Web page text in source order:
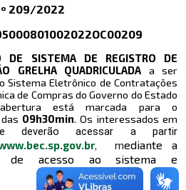
209/2022
DE SISTEMA DE REGISTRO DE
GRELHA QUADRICULADA a ser
Sistema Eletrônico de Contratações
de Compras do Governo do Estado
está marcada para o
09h30min. Os interessados em
deverão acessar a partir
, mediante a
de acesso ao sistema e